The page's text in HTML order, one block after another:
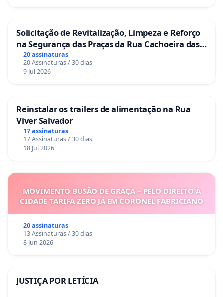
Solicitação de Revitalização, Limpeza e Reforço
na Segurança das Praças da Rua Cachoeira das
Sete Ilhas
20 assinaturas
20 Assinaturas / 30 dias
9 Jul 2026
Reinstalar os trailers de alimentação na Rua
Viver Salvador
17 assinaturas
17 Assinaturas / 30 dias
18 Jul 2026
MOVIMENTO BUSÃO DE GRAÇA – PELO DIREITO À
CIDADE TARIFA ZERO JÁ EM CORONEL FABRICIANO
20 assinaturas
13 Assinaturas / 30 dias
8 Jun 2026
JUSTIÇA POR LETÍCIA